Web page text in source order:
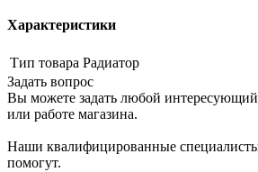
Характеристики
Тип товара Радиатор
Задать вопрос
Вы можете задать любой интересующий
или работе магазина.
Наши квалифицированные специалисты
помогут.